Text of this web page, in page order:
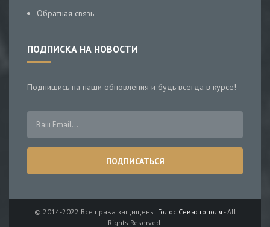
Обратная связь
ПОДПИСКА НА НОВОСТИ
Подпишись на наши обновления и будь всегда в курсе!
© 2014-2022 Все права защищены. Голос Севастополя - All
Rights Reserved.